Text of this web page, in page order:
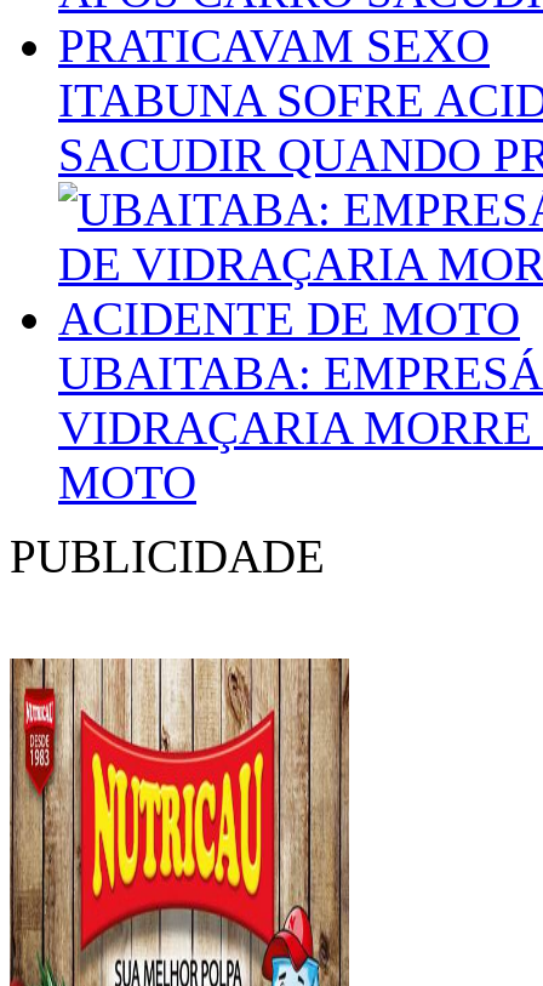
ITABUNA SOFRE
SACUDIR QUANDO
UBAITABA:
VIDRAÇARIA
MOTO
PUBLICIDADE